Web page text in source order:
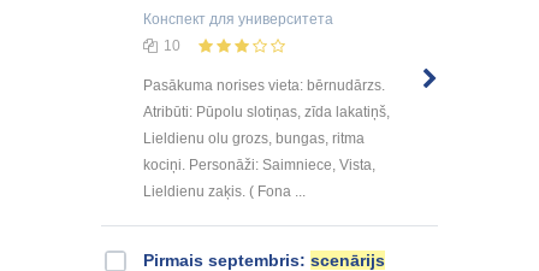
Конспект для университета
10
Pasākuma norises vieta: bērnudārzs.
Atribūti: Pūpolu slotiņas, zīda lakatiņš,
Lieldienu olu grozs, bungas, ritma
kociņi. Personāži: Saimniece, Vista,
Lieldienu zaķis. ( Fona ...
Pirmais septembris: scenārijs